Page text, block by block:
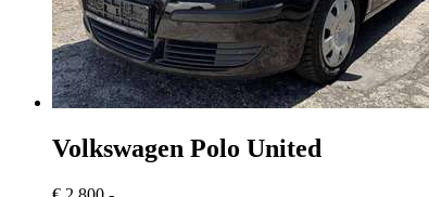
Volkswagen Polo United